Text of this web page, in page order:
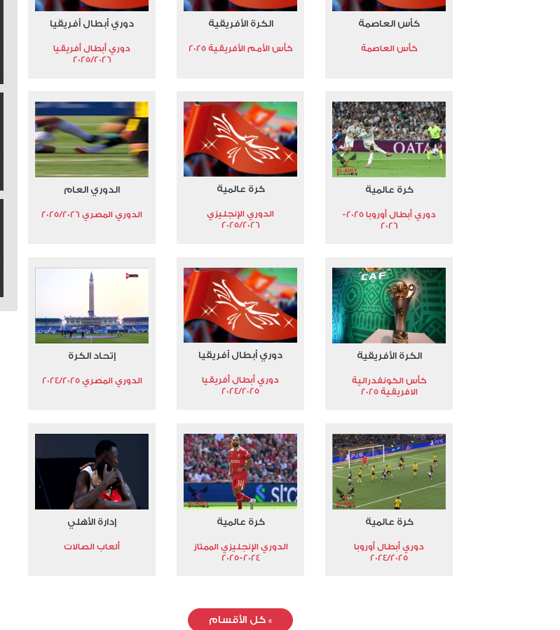
كأس العاصمة
كأس العاصمة
الكرة الأفريقية
كأس الأمم الأفريقية 2025
دوري أبطال أفريقيا
دوري أبطال أفريقيا
2025/2026
كرة عالمية
دوري أبطال أوروبا 2025-
2026
كرة عالمية
الدوري الإنجليزي
2025/2026
الدوري العام
الدوري المصري 2025/2026
الكرة الأفريقية
كأس الكونفدرالية
الافريقية 2025
دوري أبطال أفريقيا
دوري أبطال أفريقيا
2024/2025
إتحاد الكرة
الدوري المصري 2024/2025
كرة عالمية
دوري أبطال أوروبا
2024/2025
كرة عالمية
الدوري الإنجليزي الممتاز
2024-2025
إدارة الأهلي
ألعاب الصالات
»كل الأقسام